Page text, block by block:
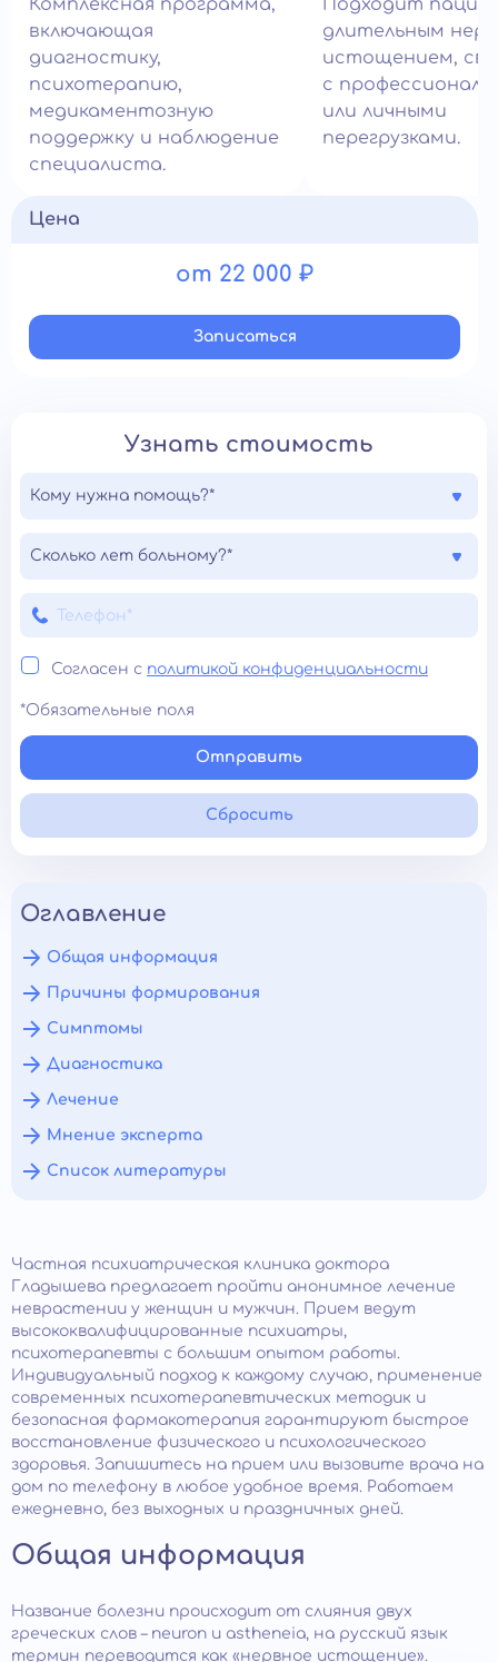
Комплексная программа,
включающая
диагностику,
психотерапию,
медикаментозную
поддержку и наблюдение
специалиста.
Подходит
длительным
истощением,
с
или личными
перегрузками.
Цена
от 22 000 ₽
Записатьcя
Узнать стоимость
Кому нужна помощь?*
Сколько лет больному?*
Согласен с политикой конфиденциальности
*Обязательные поля
Отправить
Сбросить
Оглавление
Общая информация
Причины формирования
Симптомы
Диагностика
Лечение
Мнение эксперта
Список литературы
Частная психиатрическая клиника доктора
Гладышева предлагает пройти анонимное лечение
неврастении у женщин и мужчин. Прием ведут
высококвалифицированные психиатры,
психотерапевты с большим опытом работы.
Индивидуальный подход к каждому случаю, применение
современных психотерапевтических методик и
безопасная фармакотерапия гарантируют быстрое
восстановление физического и психологического
здоровья. Запишитесь на прием или вызовите врача на
дом по телефону в любое удобное время. Работаем
ежедневно, без выходных и праздничных дней.
Общая информация
Название болезни происходит от слияния двух
греческих слов – neuron и astheneia, на русский язык
термин переводится как «нервное истощение».